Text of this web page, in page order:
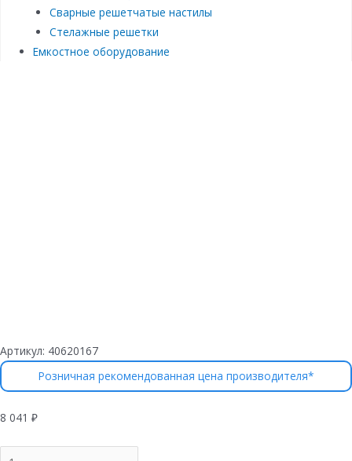
Сварные решетчатые настилы
Стелажные решетки
Емкостное оборудование
Артикул: 40620167
Розничная рекомендованная цена производителя*
8 041 ₽